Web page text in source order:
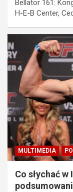
Bellator 161:
H-E-B Center,
MULTIMEDIA
Co słychać